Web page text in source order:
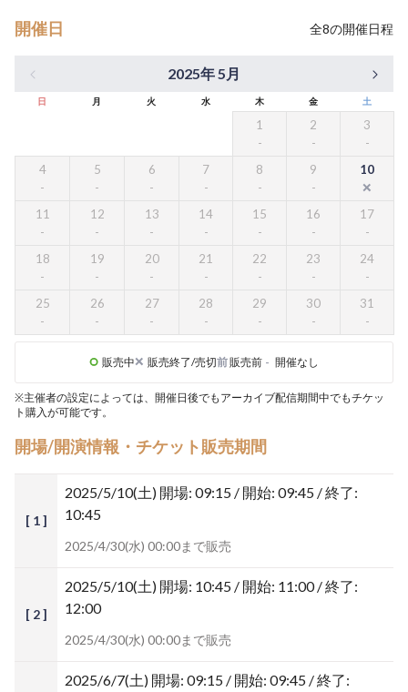
開催日 全8の開催日程
2025年 5月
日 月 火 水 木 金 土
1 2 3
4 5 6 7 8 9 10
11 12 13 14 15 16 17
18 19 20 21 22 23 24
25 26 27 28 29 30 31
販売中 販売終了/売切前販売前 - 開催なし
※主催者の設定によっては、開催日後でもアーカイブ配信期間中でもチケッ
ト購入が可能です。
開場/開演情報・チケット販売期間
[ 1 ]
2025/5/10(土) 開場: 09:15 / 開始: 09:45 / 終了:
10:45
2025/4/30(水) 00:00まで販売
[ 2 ]
2025/5/10(土) 開場: 10:45 / 開始: 11:00 / 終了:
12:00
2025/4/30(水) 00:00まで販売
2025/6/7(土) 開場: 09:15 / 開始: 09:45 / 終了: